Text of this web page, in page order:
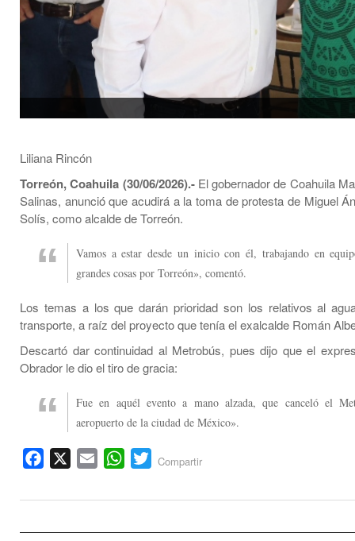
Liliana Rincón
Torreón, Coahuila (30/06/2026).-El gobernador de Coahuila
Salinas, anunció que acudirá a la toma de protesta de Miguel
Solís, como alcalde de Torreón.
Vamos a estar desde un inicio con él, trabajando en
grandes cosas por Torreón», comentó.
Los temas a los que darán prioridad son los relativos al
transporte, a raíz del proyecto que tenía el exalcalde Román
Descartó dar continuidad al Metrobús, pues dijo que el
Obrador le dio el tiro de gracia:
Fue en aquél evento a mano alzada, que canceló el
aeropuerto de la ciudad de México».
Facebook Email WhatsApp
Twitter
Compartir